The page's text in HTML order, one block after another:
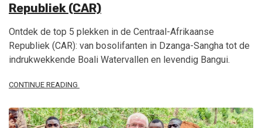
Republiek (CAR)
Ontdek de top 5 plekken in de Centraal-Afrikaanse
Republiek (CAR): van bosolifanten in Dzanga-Sangha tot de
indrukwekkende Boali Watervallen en levendig Bangui.
CONTINUE READING